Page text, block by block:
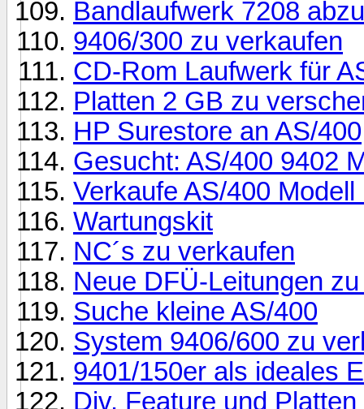
Bandlaufwerk 7208
9406/300 zu verkaufen
CD-Rom Laufwerk für
Platten 2 GB zu
HP Surestore an AS/400
Gesucht: AS/400 9402
Verkaufe AS/400
Wartungskit
NC´s zu verkaufen
Neue DFÜ-Leitungen
Suche kleine AS/400
System 9406/600 zu
9401/150er als ideales
Div. Feature und